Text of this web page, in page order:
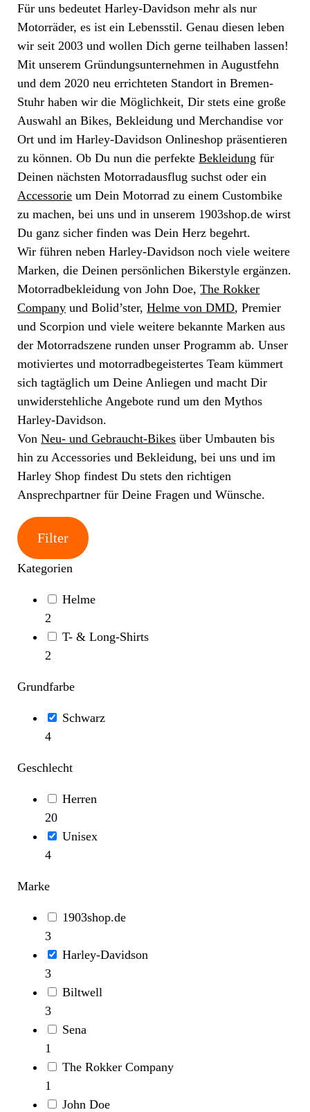
Für uns bedeutet Harley-Davidson mehr als nur
Motorräder, es ist ein Lebensstil. Genau diesen leben
wir seit 2003 und wollen Dich gerne teilhaben lassen!
Mit unserem Gründungsunternehmen in Augustfehn
und dem 2020 neu errichteten Standort in Bremen-
Stuhr haben wir die Möglichkeit, Dir stets eine große
Auswahl an Bikes, Bekleidung und Merchandise vor
Ort und im Harley-Davidson Onlineshop präsentieren
zu können. Ob Du nun die perfekteBekleidung für
Deinen nächsten Motorradausflug suchst oder ein
Accessorie um Dein Motorrad zu einem Custombike
zu machen, bei uns und in unserem 1903shop.de wirst
Du ganz sicher finden was Dein Herz begehrt.
Wir führen neben Harley-Davidson noch viele weitere
Marken, die Deinen persönlichen Bikerstyle ergänzen.
Motorradbekleidung von John Doe,The Rokker
Company und Bolid’ster,Helme von DMD, Premier
und Scorpion und viele weitere bekannte Marken aus
der Motorradszene runden unser Programm ab. Unser
motiviertes und motorradbegeistertes Team kümmert
sich tagtäglich um Deine Anliegen und macht Dir
unwiderstehliche Angebote rund um den Mythos
Harley-Davidson.
VonNeu- und Gebraucht-Bikes über Umbauten bis
hin zu Accessories und Bekleidung, bei uns und im
Harley Shop findest Du stets den richtigen
Ansprechpartner für Deine Fragen und Wünsche.
Filter
Kategorien
Helme
2
T- & Long-Shirts
2
Grundfarbe
Schwarz
4
Geschlecht
Herren
20
Unisex
4
Marke
1903shop.de
3
Harley-Davidson
3
Biltwell
3
Sena
1
The Rokker Company
1
John Doe